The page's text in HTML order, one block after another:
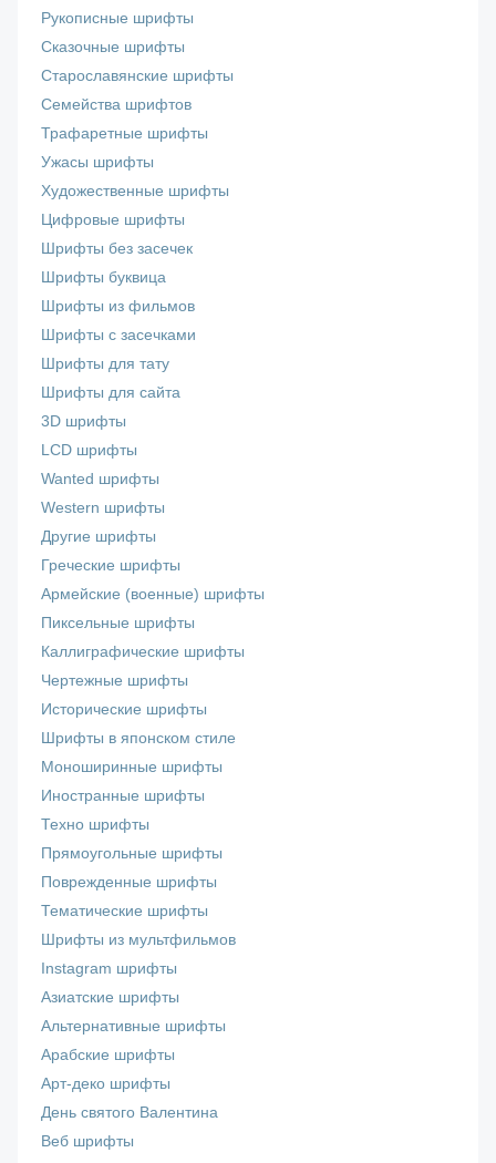
Рукописные шрифты
Сказочные шрифты
Старославянские шрифты
Семейства шрифтов
Трафаретные шрифты
Ужасы шрифты
Художественные шрифты
Цифровые шрифты
Шрифты без засечек
Шрифты буквица
Шрифты из фильмов
Шрифты с засечками
Шрифты для тату
Шрифты для сайта
3D шрифты
LCD шрифты
Wanted шрифты
Western шрифты
Другие шрифты
Греческие шрифты
Армейские (военные) шрифты
Пиксельные шрифты
Каллиграфические шрифты
Чертежные шрифты
Исторические шрифты
Шрифты в японском стиле
Моноширинные шрифты
Иностранные шрифты
Техно шрифты
Прямоугольные шрифты
Поврежденные шрифты
Тематические шрифты
Шрифты из мультфильмов
Instagram шрифты
Азиатские шрифты
Альтернативные шрифты
Арабские шрифты
Арт-деко шрифты
День святого Валентина
Веб шрифты